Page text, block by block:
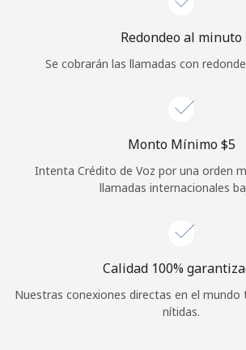
Redondeo al minuto
Se cobrarán las llamadas con
Monto Mínimo ⁦$5⁩
Intenta Crédito de Voz por una orden
llamadas internacionales
Calidad 100%
Nuestras conexiones directas en el mundo
nítidas.